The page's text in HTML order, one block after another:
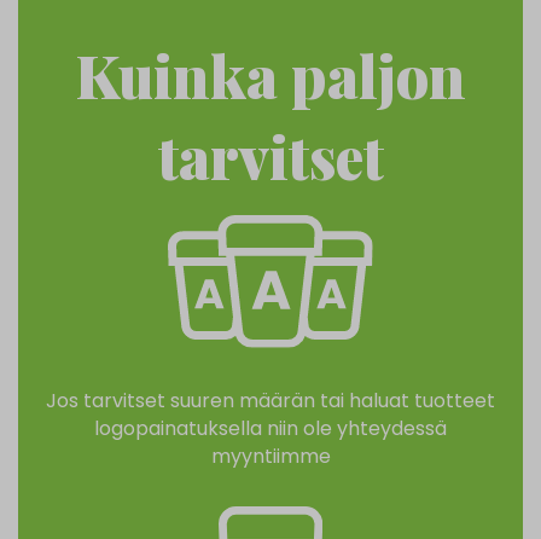
Kuinka paljon
tarvitset
Jos tarvitset suuren määrän tai haluat tuotteet
logopainatuksella niin ole yhteydessä
myyntiimme